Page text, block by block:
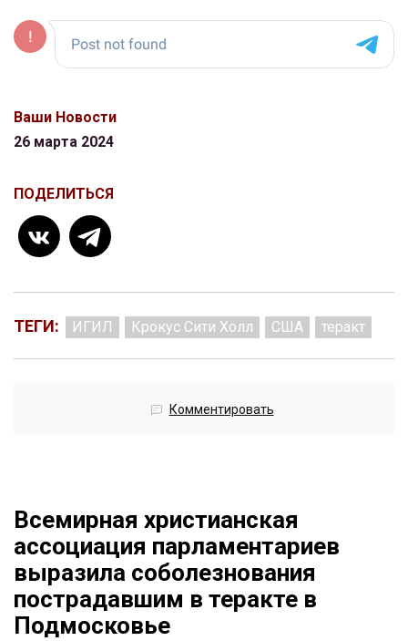
Ваши Новости
26 марта 2024
ПОДЕЛИТЬСЯ
ТЕГИ: ИГИЛ Крокус Сити Холл США теракт
Комментировать
Всемирная христианская
ассоциация парламентариев
выразила соболезнования
пострадавшим в теракте в
Подмосковье